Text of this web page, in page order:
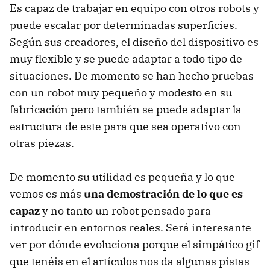
Es capaz de trabajar en equipo con otros robots y
puede escalar por determinadas superficies.
Según sus creadores, el diseño del dispositivo es
muy flexible y se puede adaptar a todo tipo de
situaciones. De momento se han hecho pruebas
con un robot muy pequeño y modesto en su
fabricación pero también se puede adaptar la
estructura de este para que sea operativo con
otras piezas.
De momento su utilidad es pequeña y lo que
vemos es más una demostración de lo que es
capazy no tanto un robot pensado para
introducir en entornos reales. Será interesante
ver por dónde evoluciona porque el simpático gif
que tenéis en el artículos nos da algunas pistas